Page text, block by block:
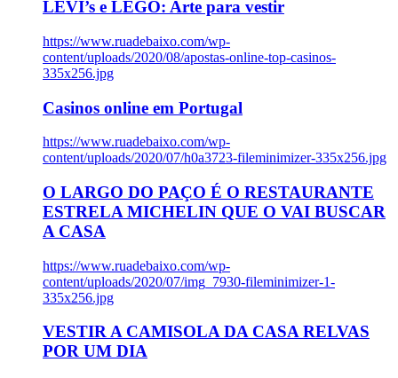
LEVI’s e LEGO: Arte para vestir
https://www.ruadebaixo.com/wp-
content/uploads/2020/08/apostas-online-top-casinos-
335x256.jpg
Casinos online em Portugal
https://www.ruadebaixo.com/wp-
content/uploads/2020/07/h0a3723-fileminimizer-335x256.jpg
O LARGO DO PAÇO É O RESTAURANTE
ESTRELA MICHELIN QUE O VAI BUSCAR
A CASA
https://www.ruadebaixo.com/wp-
content/uploads/2020/07/img_7930-fileminimizer-1-
335x256.jpg
VESTIR A CAMISOLA DA CASA RELVAS
POR UM DIA